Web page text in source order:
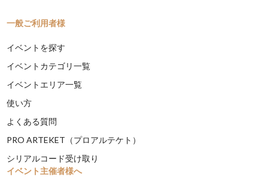
一般ご利用者様
イベントを探す
イベントカテゴリ一覧
イベントエリア一覧
使い方
よくある質問
PRO ARTEKET（プロアルテケト）
シリアルコード受け取り
イベント主催者様へ